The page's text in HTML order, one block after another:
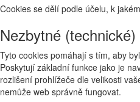
Cookies se dělí podle účelu, k
Nezbytné (technické)
Tyto cookies pomáhají s tím, aby
Poskytují základní funkce jako je
rozlišení prohlížeče dle velikosti
nemůže web správně fungovat.